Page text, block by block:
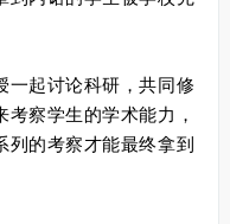
一起讨论科研，共同修
察学生的学术能力，
列的考察才能最终拿到